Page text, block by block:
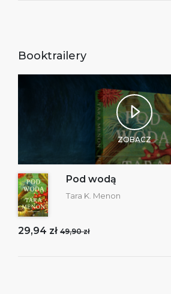
Booktrailery
ZOBACZ
Pod wodą
Tara K. Menon
29,94 zł 49,90 zł